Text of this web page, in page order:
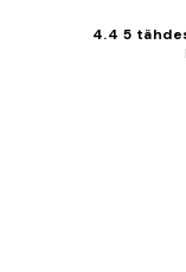
4.4 5